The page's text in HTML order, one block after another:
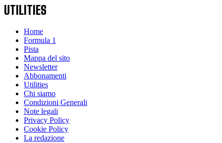
UTILITIES
Home
Formula 1
Pista
Mappa del sito
Newsletter
Abbonamenti
Utilities
Chi siamo
Condizioni Generali
Note legali
Privacy Policy
Cookie Policy
La redazione